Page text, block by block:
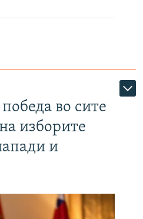
во сите
изборите
и